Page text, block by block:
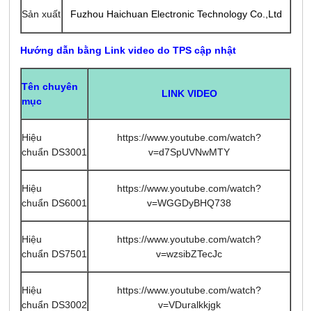
Sản xuất Fuzhou Haichuan Electronic Technology Co.,Ltd
Hướng dẫn bằng Link video do TPS cập nhật
Tên chuyên
mục
LINK VIDEO
Hiệu
chuẩn DS3001
https://www.youtube.com/watch?
v=d7SpUVNwMTY
Hiệu
chuẩn DS6001
https://www.youtube.com/watch?
v=WGGDyBHQ738
Hiệu
chuẩn DS7501
https://www.youtube.com/watch?
v=wzsibZTecJc
Hiệu
chuẩn DS3002
https://www.youtube.com/watch?
v=VDuralkkjgk